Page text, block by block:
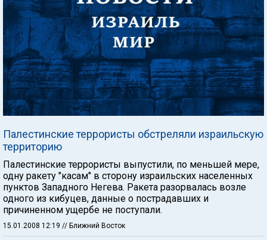
Палестинские террористы обстреляли израильскую
территорию
Палестинские террористы выпустили, по меньшей мере,
одну ракету "касам" в сторону израильских населенных
пунктов Западного Негева. Ракета разорвалась возле
одного из кибуцев, данные о пострадавших и
причиненном ущербе не поступали.
15.01.2008 12:19 // Ближний Восток